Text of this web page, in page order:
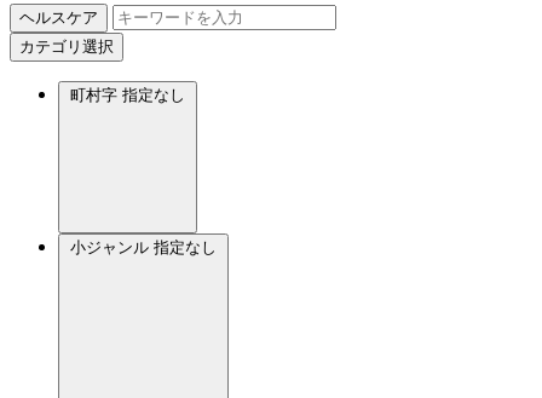
ヘルスケア
カテゴリ選択
町村字 指定なし
小ジャンル 指定なし